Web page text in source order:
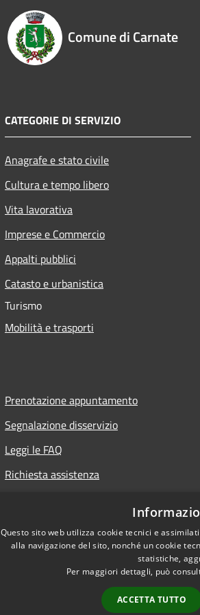
Comune di Carnate
CATEGORIE DI SERVIZIO
Anagrafe e stato civile
Cultura e tempo libero
Vita lavorativa
Imprese e Commercio
Appalti pubblici
Catasto e urbanistica
Turismo
Mobilità e trasporti
Prenotazione appuntamento
Segnalazione disservizio
Leggi le FAQ
Richiesta assistenza
Questo sito web utilizza cookie tecnici e
alla navigazione del sito, nonché un cookie
statistiche,
Per maggiori dettagli, può
ACCETTA TUTTO